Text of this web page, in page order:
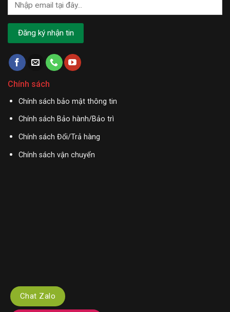
Chính sách
Chính sách bảo mật thông tin
Chính sách Bảo hành/Bảo trì
Chính sách Đổi/Trả hàng
Chính sách vận chuyển
Chat Zalo